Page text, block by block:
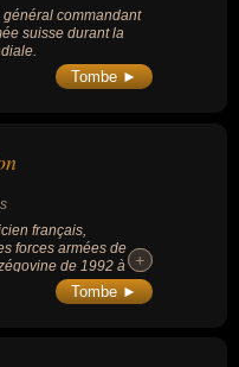
commandant
suisse durant la
Tombe ►
français,
forces armées de
de 1992 à
intervention héroïque
en mars 1993.
+
+
Tombe ►